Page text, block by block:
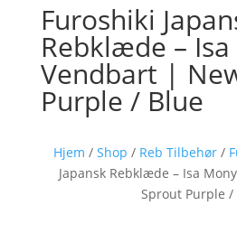
Furoshiki
Rebklæde –
Vendbart |
Purple / Blue
Hjem /Shop / Reb Tilbehør /
Japansk Rebklæde – Isa
Sprout Purple /